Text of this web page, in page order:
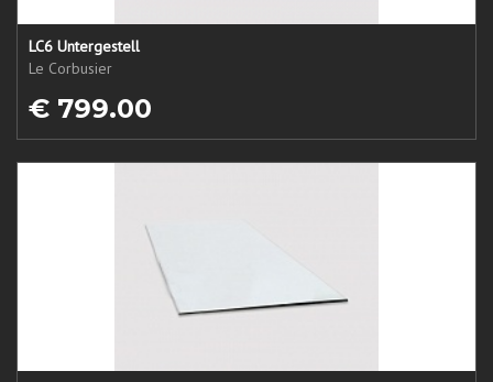
LC6 Untergestell
Le Corbusier
€ 799.00